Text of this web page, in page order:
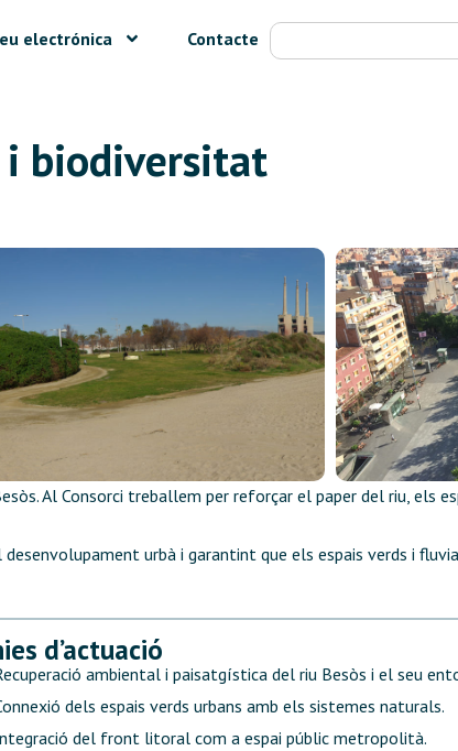
electrónica Contacte
i biodiversitat
Al Consorci treballem per reforçar el paper del riu, els
urbà i garantint que els espais verds i
d’actuació
ambiental i paisatgística del riu Besòs i el seu
dels espais verds urbans amb els sistemes naturals.
del front litoral com a espai públic metropolità.